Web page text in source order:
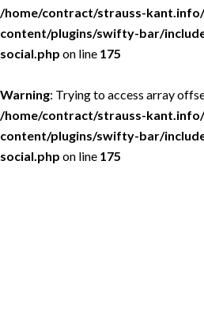
/home/contract/strauss-
content/plugins/swifty-bar/
social.php on line 175
Warning: Trying to access array
/home/contract/strauss-
content/plugins/swifty-bar/
social.php on line 175